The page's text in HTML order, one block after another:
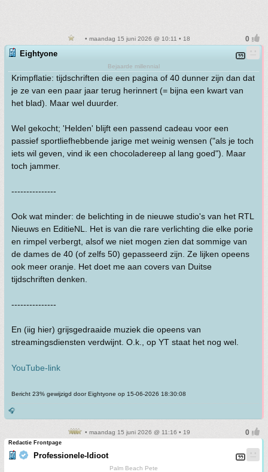
• maandag 15 juni 2026 @ 10:11 • 18
Eightyone
Bejaarde millennial
Krimpflatie: tijdschriften die een pagina of 40 dunner zijn dan dat
je ze van een paar jaar terug herinnert (= bijna een kwart van
het blad). Maar wel duurder.
Wel gekocht; 'Helden' blijft een passend cadeau voor een
passief sportliefhebbende jarige met weinig wensen ("als je toch
iets wil geven, vind ik een chocoladereep al lang goed"). Maar
toch jammer.
---------------
Ook wat minder: de belichting in de nieuwe studio's van het RTL
Nieuws en EditieNL. Het is van die rare verlichting die elke porie
en rimpel verbergt, alsof we niet mogen zien dat sommige van
de dames de 40 (of zelfs 50) gepasseerd zijn. Ze lijken opeens
ook meer oranje. Het doet me aan covers van Duitse
tijdschriften denken.
---------------
En (iig hier) grijsgedraaide muziek die opeens van
streamingsdiensten verdwijnt. O.k., op YT staat het nog wel.
YouTube-link
Bericht 23% gewijzigd door Eightyone op 15-06-2026 18:30:08
🎧
• maandag 15 juni 2026 @ 11:16 • 19
Redactie Frontpage
Professionele-Idioot
Palm Beach Pete